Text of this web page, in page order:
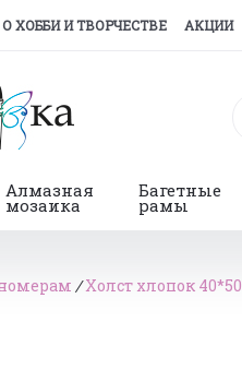
О ХОББИ И ТВОРЧЕСТВЕ АКЦИИ
Алмазная
мозаика
Багетные
рамы
/Холст хлопок 40*50